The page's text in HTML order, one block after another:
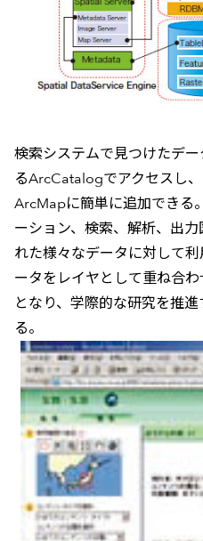
検索システムで見つけたデ
るArcCatalogでアクセスし
ArcMapに簡単に追加できる
ーション、検索、解析、出
れた様々なデータに対して
ータをレイヤとして重ね合
となり、学際的な研究を推
る。